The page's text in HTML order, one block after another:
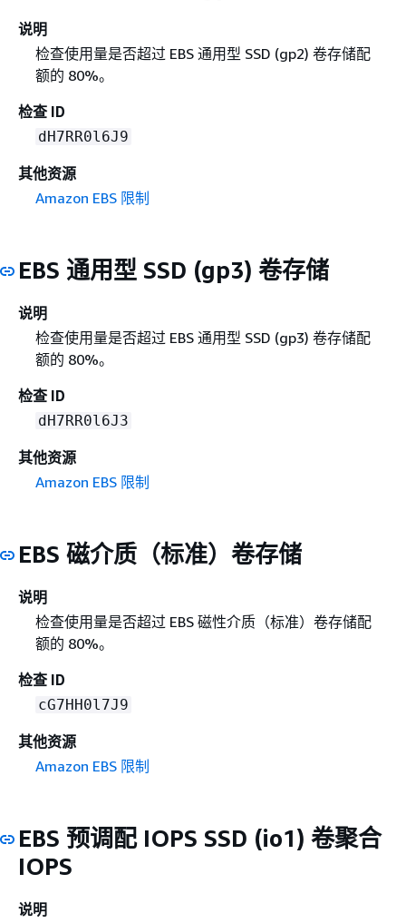
说明
检查使用量是否超过 EBS 通用型 SSD (gp2) 卷存储配
额的 80%。
检查 ID
dH7RR0l6J9
其他资源
Amazon EBS 限制
EBS 通用型 SSD (gp3) 卷存储
说明
检查使用量是否超过 EBS 通用型 SSD (gp3) 卷存储配
额的 80%。
检查 ID
dH7RR0l6J3
其他资源
Amazon EBS 限制
EBS 磁介质（标准）卷存储
说明
检查使用量是否超过 EBS 磁性介质（标准）卷存储配
额的 80%。
检查 ID
cG7HH0l7J9
其他资源
Amazon EBS 限制
EBS 预调配 IOPS SSD (io1) 卷聚合
IOPS
说明